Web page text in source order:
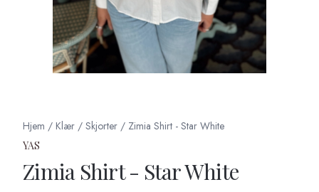
Hjem / Klær / Skjorter / Zimia Shirt - Star White
YAS
Zimia Shirt - Star White